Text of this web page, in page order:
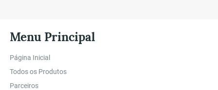
Menu Principal
Página Inicial
Todos os Produtos
Parceiros